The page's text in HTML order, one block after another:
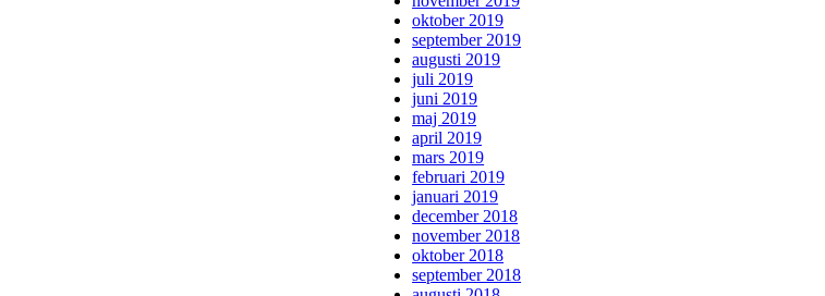
oktober 2019
september 2019
augusti 2019
juli 2019
juni 2019
maj 2019
april 2019
mars 2019
februari 2019
januari 2019
december 2018
november 2018
oktober 2018
september 2018